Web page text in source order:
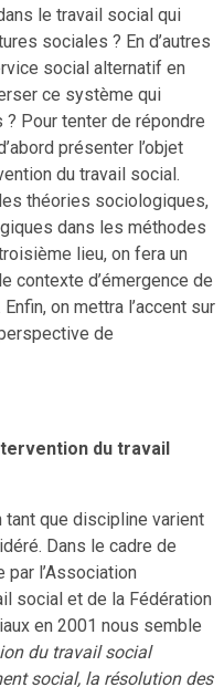
le travail social qui
sociales ? En d’autres
social alternatif en
ce système qui
Pour tenter de répondre
présenter l’objet
du travail social.
théories sociologiques,
dans les méthodes
lieu, on fera un
contexte d’émergence de
on mettra l’accent sur
de
du travail
que discipline varient
Dans le cadre de
l’Association
social et de la Fédération
en 2001 nous semble
du travail social
social, la résolution des